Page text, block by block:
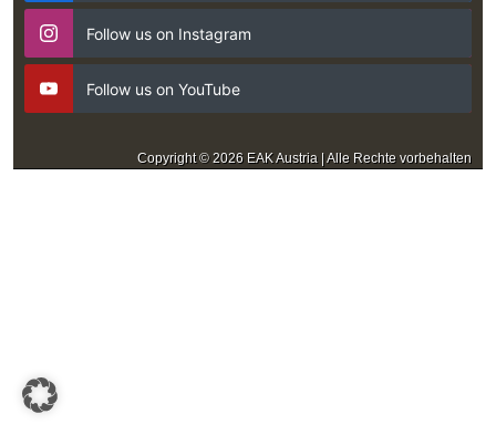
Follow us on Instagram
Follow us on YouTube
Copyright © 2026 EAK Austria | Alle Rechte vorbehalten